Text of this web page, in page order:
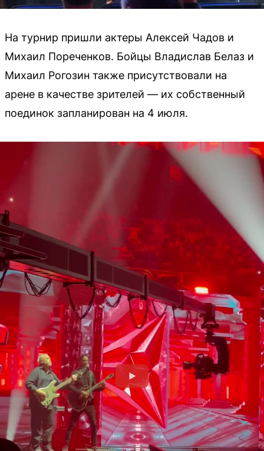
На турнир пришли актеры Алексей Чадов и
Михаил Пореченков. Бойцы Владислав Белаз и
Михаил Рогозин также присутствовали на
арене в качестве зрителей — их собственный
поединок запланирован на 4 июля.